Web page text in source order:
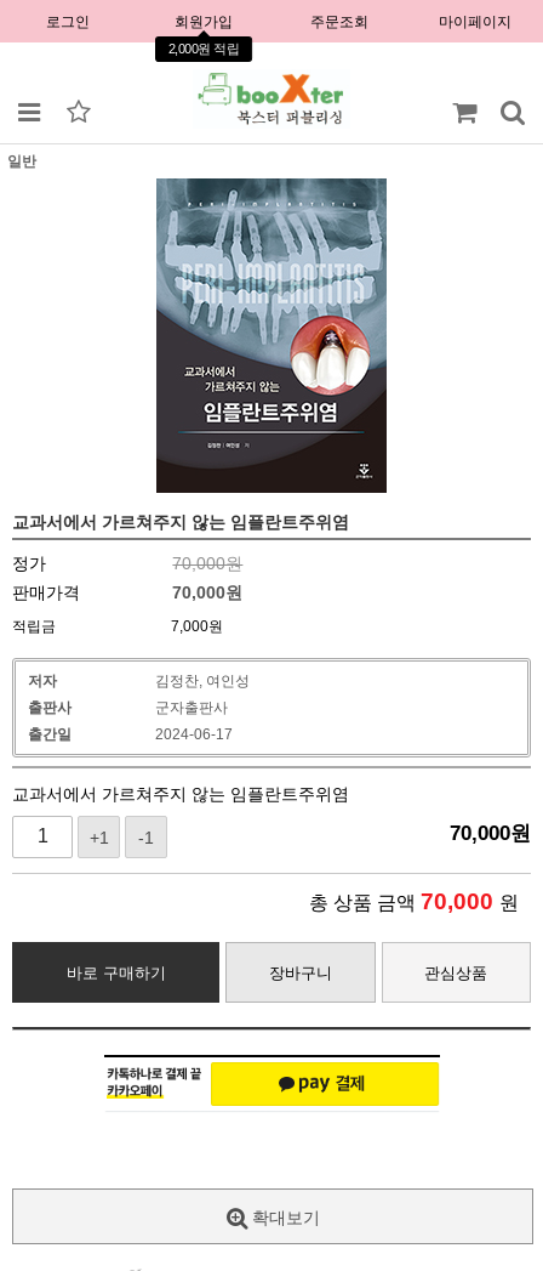
로그인 회원가입
2,000원 적립
주문조회 마이페이지
일반
교과서에서 가르쳐주지 않는 임플란트주위염
정가
70,000원
판매가격
70,000원
적립금 7,000원
저자
김정찬, 여인성
출판사
군자출판사
출간일
2024-06-17
교과서에서 가르쳐주지 않는 임플란트주위염
+1 -1 70,000원
총 상품 금액 70,000 원
바로 구매하기 장바구니 관심상품
확대보기